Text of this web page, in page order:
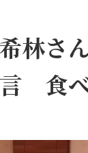
林さ
食